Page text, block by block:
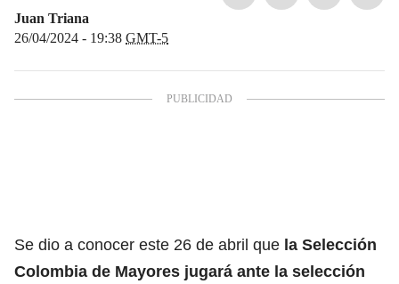
Juan Triana
26/04/2024 - 19:38 GMT-5
Se dio a conocer este 26 de abril que la Selección
Colombia de Mayores jugará ante la selección